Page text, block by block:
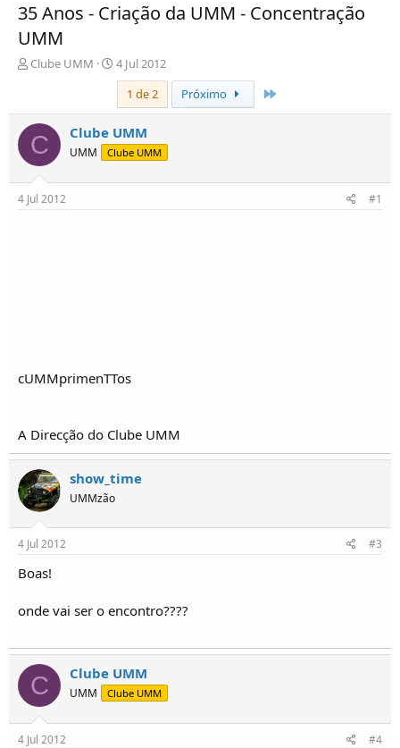
35 Anos - Criação da UMM - Concentração
UMM
I
c
i
a
d
Clube UMM
D
a
a
d
e
i
4 Jul 2012
1 de 2
Próximo
C Clube UMM
UMM Clube UMM
4 Jul 2012 #1
cUMMprimenTTos
A Direcção do Clube UMM
show_time
UMMzão
4 Jul 2012 #3
Boas!
onde vai ser o encontro????
C Clube UMM
UMM Clube UMM
4 Jul 2012 #4